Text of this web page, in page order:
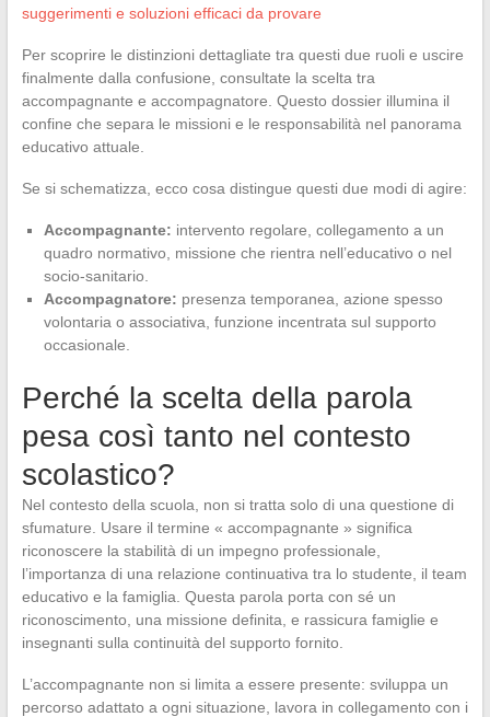
suggerimenti e soluzioni efficaci da provare
Per scoprire le distinzioni dettagliate tra questi due ruoli e uscire
finalmente dalla confusione, consultate la scelta tra
accompagnante e accompagnatore. Questo dossier illumina il
confine che separa le missioni e le responsabilità nel panorama
educativo attuale.
Se si schematizza, ecco cosa distingue questi due modi di agire:
Accompagnante: intervento regolare, collegamento a un
quadro normativo, missione che rientra nell’educativo o nel
socio-sanitario.
Accompagnatore: presenza temporanea, azione spesso
volontaria o associativa, funzione incentrata sul supporto
occasionale.
Perché la scelta della parola
pesa così tanto nel contesto
scolastico?
Nel contesto della scuola, non si tratta solo di una questione di
sfumature. Usare il termine « accompagnante » significa
riconoscere la stabilità di un impegno professionale,
l’importanza di una relazione continuativa tra lo studente, il team
educativo e la famiglia. Questa parola porta con sé un
riconoscimento, una missione definita, e rassicura famiglie e
insegnanti sulla continuità del supporto fornito.
L’accompagnante non si limita a essere presente: sviluppa un
percorso adattato a ogni situazione, lavora in collegamento con i